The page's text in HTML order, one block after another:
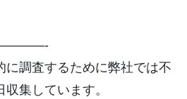
に調査するために弊社では不
集しています。